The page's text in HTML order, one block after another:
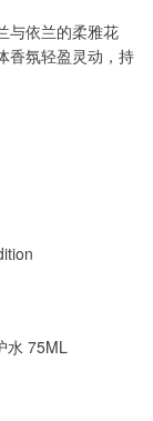
与依兰的柔雅花
香氛轻盈灵动，持
水 75ML